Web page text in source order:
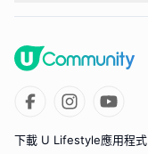
下載 U Lifestyle應用程式